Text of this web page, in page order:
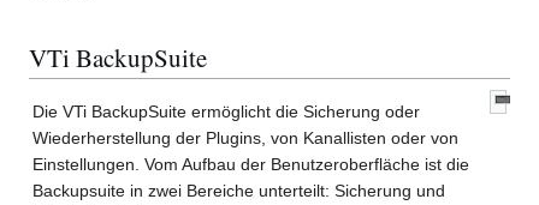
VTi BackupSuite
Die VTi BackupSuite ermöglicht die Sicherung oder
Wiederherstellung der Plugins, von Kanallisten oder von
Einstellungen. Vom Aufbau der Benutzeroberfläche ist die
Backupsuite in zwei Bereiche unterteilt: Sicherung und